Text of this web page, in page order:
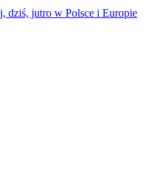
dziś, jutro w Polsce i Europie